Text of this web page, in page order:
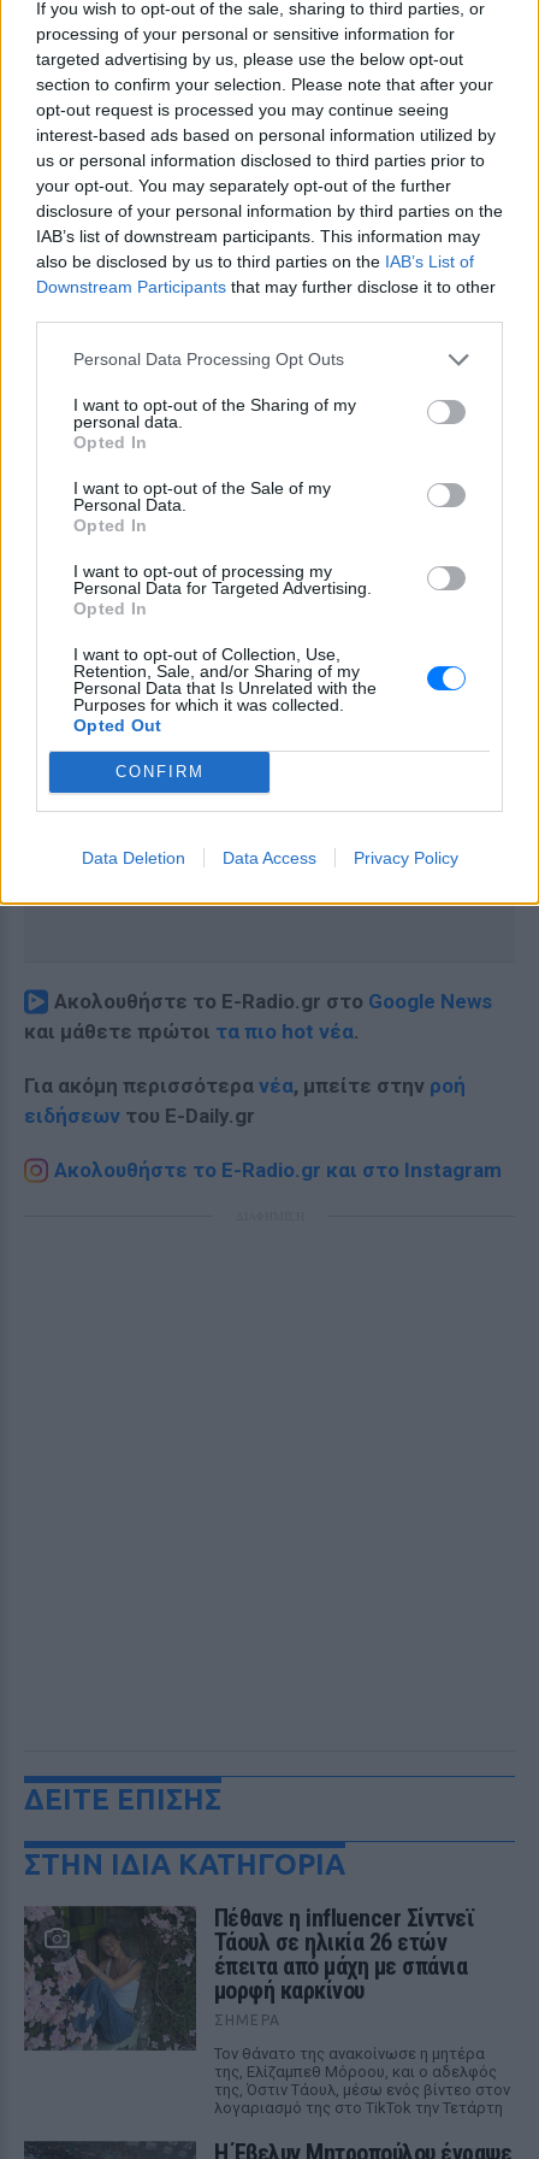
If you wish to opt-out of the sale, sharing to third parties, or
processing of your personal or sensitive information for
targeted advertising by us, please use the below opt-out
section to confirm your selection. Please note that after your
opt-out request is processed you may continue seeing
interest-based ads based on personal information utilized by
us or personal information disclosed to third parties prior to
your opt-out. You may separately opt-out of the further
disclosure of your personal information by third parties on the
IAB’s list of downstream participants. This information may
also be disclosed by us to third parties on the IAB’s List of
Downstream Participants that may further disclose it to other
Personal Data Processing Opt Outs
I want to opt-out of the Sharing of my
personal data.
Opted In
I want to opt-out of the Sale of my
Personal Data.
Opted In
I want to opt-out of processing my
Personal Data for Targeted Advertising.
Opted In
I want to opt-out of Collection, Use,
Retention, Sale, and/or Sharing of my
Personal Data that Is Unrelated with the
Purposes for which it was collected.
Opted Out
CONFIRM
Data Deletion Data Access Privacy Policy
Το έργο Sinai Palimpsests Project, όπως είναι
γνωστή η πρωτοβουλία της ομάδας, έχει αποκτήσει
νέα επείγουσα σημασία τα τελευταία χρόνια, καθώς
η παρουσία του Ισλαμικού Κράτους στη χερσόνησο
του Σινά έχει καταστήσει το μοναστήρι της Αγίας
Αικατερίνης ακόμη πιο δυσπρόσιτο. Ο Φελπς και οι
συνάδελφοί του ερευνητές καθιστούν τις εικόνες
των παλίμψηστων διαθέσιμες στο διαδίκτυο, ώστε
οι μελετητές να μπορούν να εξερευνήσουν τα
μυστικά γραπτά που ήρθαν στο φως.
Ακολουθήστε το E-Radio.gr στο Google News
και μάθετε πρώτοι τα πιο hot νέα.
Για ακόμη περισσότερα νέα, μπείτε στην ροή
ειδήσεων του E-Daily.gr
Ακολουθήστε το E-Radio.gr και στο Instagram
ΔΕΙΤΕ ΕΠΙΣΗΣ
ΣΤΗΝ ΙΔΙΑ ΚΑΤΗΓΟΡΙΑ
Πέθανε η influencer Σίντνεϊ
Τάουλ σε ηλικία 26 ετών
έπειτα από μάχη με σπάνια
μορφή καρκίνου
ΣΉΜΕΡΑ
Τον θάνατο της ανακοίνωσε η μητέρα
της, Ελίζαμπεθ Μόροου, και ο αδελφός
της, Όστιν Τάουλ, μέσω ενός βίντεο στον
λογαριασμό της στο TikTok την Τετάρτη
Η Έβελυν Μητροπούλου έγραψε